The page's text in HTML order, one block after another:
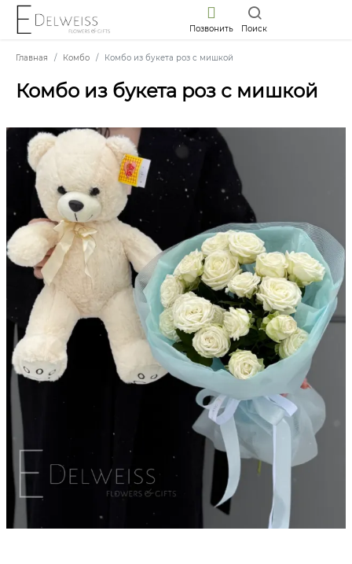
Позвонить Поиск
Главная Комбо Комбо из букета роз с мишкой
Комбо из букета роз с мишкой